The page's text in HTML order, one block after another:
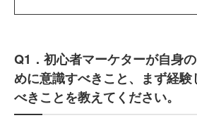
Q1．初心者マーケターが自身
めに意識すべきこと、まず経
べきことを教えてください。